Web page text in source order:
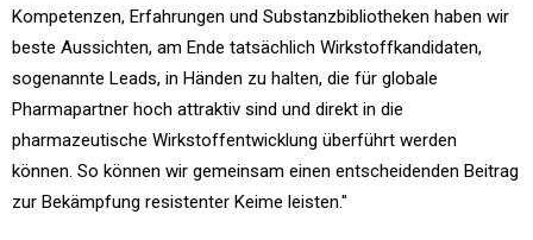
Kompetenzen, Erfahrungen und Substanzbibliotheken haben wir
beste Aussichten, am Ende tatsächlich Wirkstoffkandidaten,
sogenannte Leads, in Händen zu halten, die für globale
Pharmapartner hoch attraktiv sind und direkt in die
pharmazeutische Wirkstoffentwicklung überführt werden
können. So können wir gemeinsam einen entscheidenden Beitrag
zur Bekämpfung resistenter Keime leisten."